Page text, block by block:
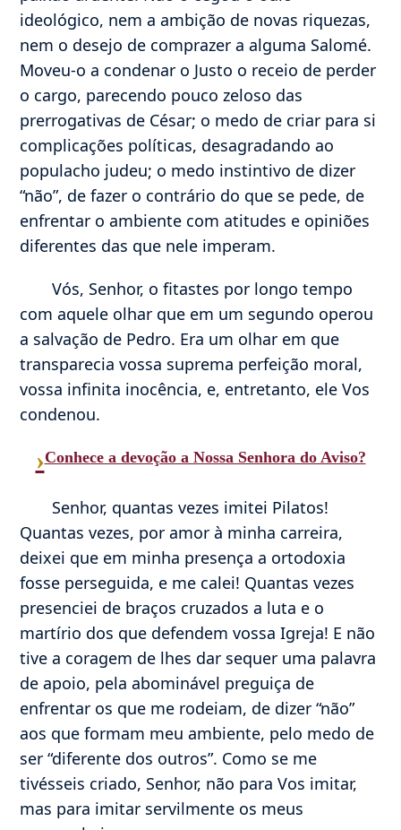
ideológico, nem a ambição de novas riquezas,
nem o desejo de comprazer a alguma Salomé.
Moveu-o a condenar o Justo o receio de perder
o cargo, parecendo pouco zeloso das
prerrogativas de César; o medo de criar para si
complicações políticas, desagradando ao
populacho judeu; o medo instintivo de dizer
“não”, de fazer o contrário do que se pede, de
enfrentar o ambiente com atitudes e opiniões
diferentes das que nele imperam.
Vós, Senhor, o fitastes por longo tempo
com aquele olhar que em um segundo operou
a salvação de Pedro. Era um olhar em que
transparecia vossa suprema perfeição moral,
vossa infinita inocência, e, entretanto, ele Vos
condenou.
›Conhece a devoção a Nossa Senhora do Aviso?
Senhor, quantas vezes imitei Pilatos!
Quantas vezes, por amor à minha carreira,
deixei que em minha presença a ortodoxia
fosse perseguida, e me calei! Quantas vezes
presenciei de braços cruzados a luta e o
martírio dos que defendem vossa Igreja! E não
tive a coragem de lhes dar sequer uma palavra
de apoio, pela abominável preguiça de
enfrentar os que me rodeiam, de dizer “não”
aos que formam meu ambiente, pelo medo de
ser “diferente dos outros”. Como se me
tivésseis criado, Senhor, não para Vos imitar,
mas para imitar servilmente os meus